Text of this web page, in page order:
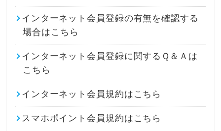
インターネット会員登録の有無を確認する
場合はこちら
インターネット会員登録に関するＱ＆Ａは
こちら
インターネット会員規約はこちら
スマホポイント会員規約はこちら